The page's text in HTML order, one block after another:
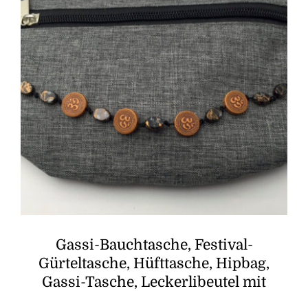
Gassi-Bauchtasche, Festival-
Gürteltasche, Hüfttasche, Hipbag,
Gassi-Tasche, Leckerlibeutel mit